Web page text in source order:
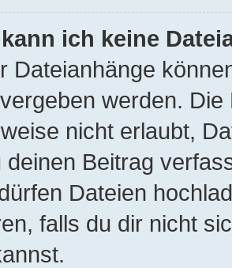
ich keine
Dateianhänge
werden.
nicht erlaubt,
deinen Beitrag
Dateien
falls du dir nicht